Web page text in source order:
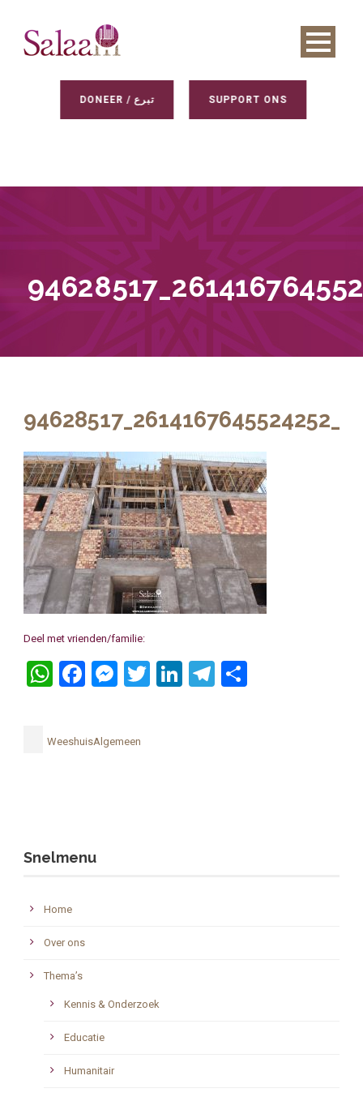
DONEER / تبرع SUPPORT ONS
Deel met vrienden/familie:
WhatsApp
Facebook
Messenger
Twitter
LinkedIn
Telegram
WeeshuisAlgemeen
Snelmenu
Home
Over ons
Thema’s
Kennis & Onderzoek
Educatie
Humanitair